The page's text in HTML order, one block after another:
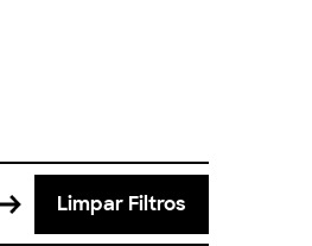
Limpar Filtros